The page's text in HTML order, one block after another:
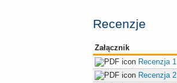
Recenzje
Załącznik
Recenzja 1
Recenzja 2